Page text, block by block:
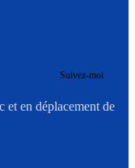
Suivez-moi
et en déplacement de